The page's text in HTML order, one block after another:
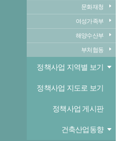
문화재청
여성가족부
해양수산부
부처협동
정책사업 지역별 보기
정책사업 지도로 보기
정책사업 게시판
건축산업동향